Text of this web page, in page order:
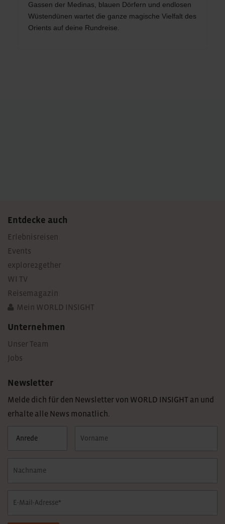
Gassen der Medinas, blauen Dörfern und endlosen
Wüstendünen wartet die ganze magische Vielfalt des
Orients auf deine Rundreise.
Entdecke auch
Erlebnisreisen
Events
explore2gether
WI TV
Reisemagazin
Mein WORLD INSIGHT
Unternehmen
Unser Team
Jobs
Newsletter
Melde dich für den Newsletter von WORLD INSIGHT an und
erhalte alle News monatlich.